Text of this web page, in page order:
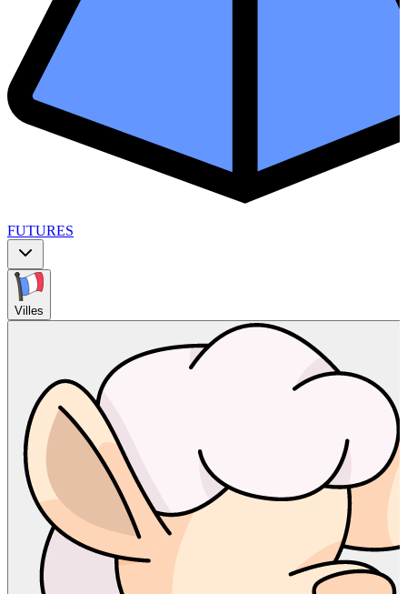
FUTURES
Villes